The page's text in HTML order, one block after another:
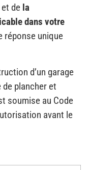
unique
d’un garage
plancher et
soumise au Code
avant le
requise*